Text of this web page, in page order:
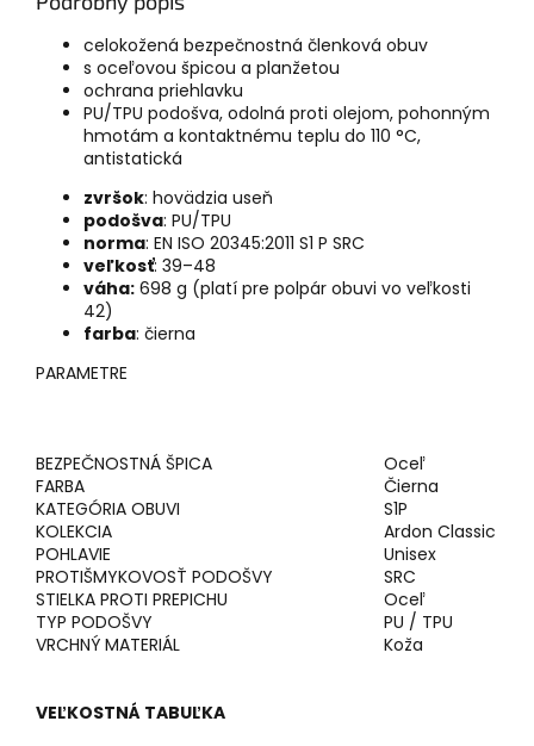
celokožená bezpečnostná členková obuv
s oceľovou špicou a planžetou
ochrana priehlavku
PU/TPU podošva, odolná proti olejom, pohonným
hmotám a kontaktnému teplu do 110 °C,
antistatická
zvršok: hovädzia useň
podošva: PU/TPU
norma: EN ISO 20345:2011 S1 P SRC
veľkosť: 39–48
váha: 698 g (platí pre polpár obuvi vo veľkosti
42)
farba: čierna
PARAMETRE
BEZPEČNOSTNÁ ŠPICA
Oceľ
FARBA
Čierna
KATEGÓRIA OBUVI
S1P
KOLEKCIA
Ardon Classic
POHLAVIE
Unisex
PROTIŠMYKOVOSŤ PODOŠVY
SRC
STIELKA PROTI PREPICHU
Oceľ
TYP PODOŠVY
PU / TPU
VRCHNÝ MATERIÁL
Koža
VEĽKOSTNÁ TABUĽKA